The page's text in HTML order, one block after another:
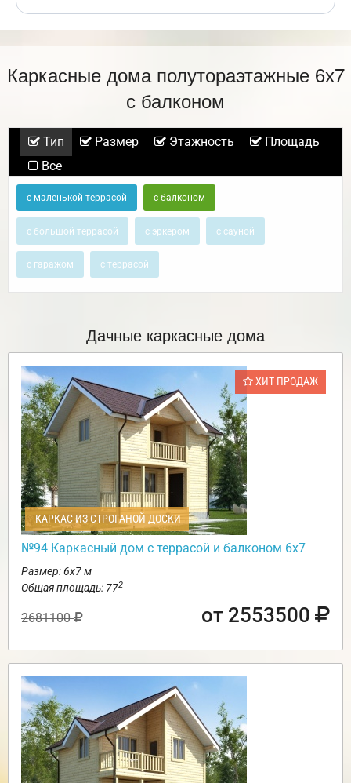
Каркасные дома полутораэтажные 6х7
с балконом
Тип Размер Этажность
Площадь
Все
с маленькой террасой с балконом
с большой террасой с эркером с сауной
с гаражом с террасой
Дачные каркасные дома
ХИТ ПРОДАЖ
КАРКАС ИЗ СТРОГАНОЙ ДОСКИ
№94 Каркасный дом с террасой и балконом 6х7
Размер: 6х7 м
Общая площадь: 772
2681100 от 2553500